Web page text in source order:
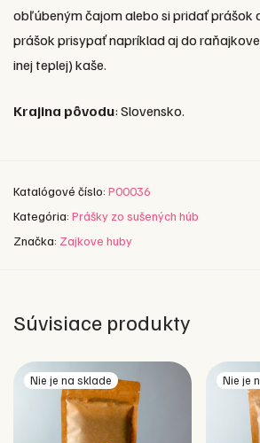
obľúbeným čajom alebo si pridať prášok
prášok prisypať napríklad aj do
inej teplej) kaše.
Krajina pôvodu: Slovensko.
Katalógové číslo: P00036
Kategória: Prášky zo sušených húb
Značka: Zajkove huby
Súvisiace produkty